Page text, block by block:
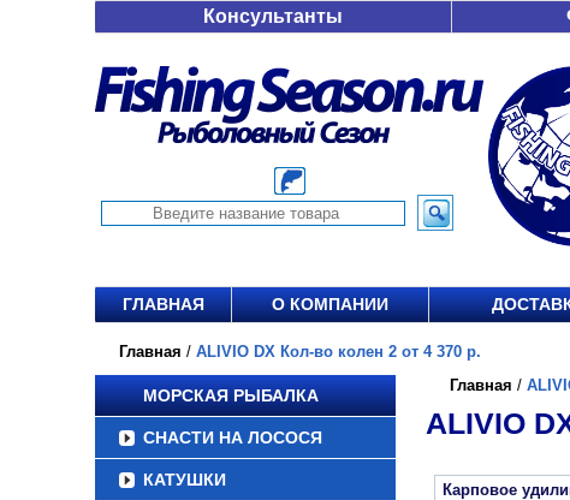
Консультанты
ГЛАВНАЯ О КОМПАНИИ
Главная / ALIVIO DX Кол-во колен 2 от 4 370 р.
МОРСКАЯ РЫБАЛКА
СНАСТИ НА ЛОСОСЯ
КАТУШКИ
Главная /
ALIVIO
Карповое